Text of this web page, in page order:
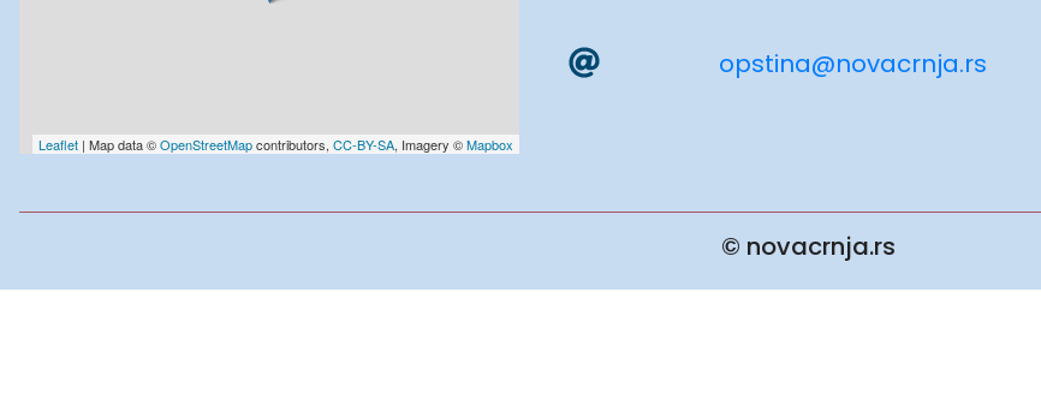
Leaflet | Map data ©OpenStreetMapcontributors, CC-BY-SA, Imagery ©Mapbox
opstina@novacrnja.rs
© novacrnja.rs